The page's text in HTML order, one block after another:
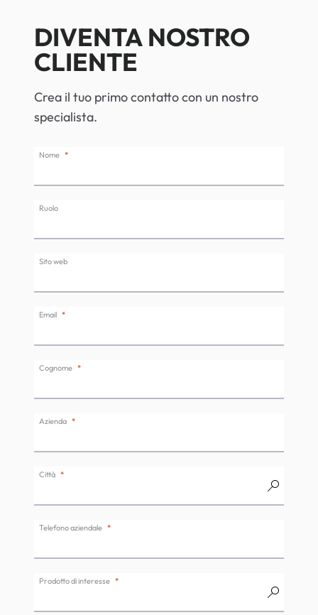
DIVENTA NOSTRO
CLIENTE
Crea il tuo primo contatto con un nostro
specialista.
Nome
Ruolo
Sito web
Email
Cognome
Azienda
Città
Telefono aziendale
Prodotto di interesse